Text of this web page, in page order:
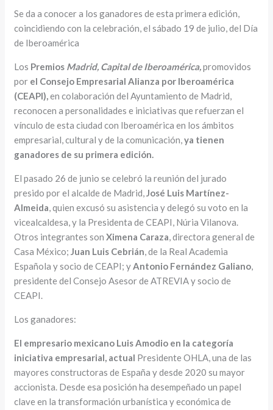
Se da a conocer a los ganadores de esta primera edición,
coincidiendo con la celebración, el sábado 19 de julio, del Día
de Iberoamérica
Los Premios Madrid, Capital de Iberoamérica,promovidos
por el Consejo Empresarial Alianza por Iberoamérica
(CEAPI),en colaboración del Ayuntamiento de Madrid,
reconocen a personalidades e iniciativas que refuerzan el
vínculo de esta ciudad con Iberoamérica en los ámbitos
empresarial, cultural y de la comunicación,ya tienen
ganadores de su primera edición.
El pasado 26 de junio se celebró la reunión del jurado
presido por el alcalde de Madrid,José Luis Martínez-
Almeida, quien excusó su asistencia y delegó su voto en la
vicealcaldesa, y la Presidenta de CEAPI, Núria Vilanova.
Otros integrantes sonXimena Caraza, directora general de
Casa México;Juan Luis Cebrián, de la Real Academia
Española y socio de CEAPI; yAntonio Fernández Galiano,
presidente del Consejo Asesor de ATREVIA y socio de
CEAPI.
Los ganadores:
El empresario mexicano Luis Amodio en la categoría
iniciativa empresarial, actual Presidente OHLA, una de las
mayores constructoras de España y desde 2020 su mayor
accionista. Desde esa posición ha desempeñado un papel
clave en la transformación urbanística y económica de